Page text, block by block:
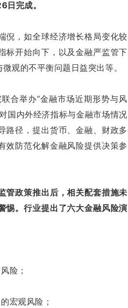
日完成。
倪，如全球经济增长格局变化较
标开始向下，以及金融严监管下
观的不平衡问题日益突出等。
合举办“金融市场近期形势与风
国内外经济指标与金融市场情况
路径，提出货币、金融、财政多
效防范化解金融风险提供决策参
管政策推出后，相关配套措施未
惕。行业提出了六大金融风险演
险；
宏观风险；